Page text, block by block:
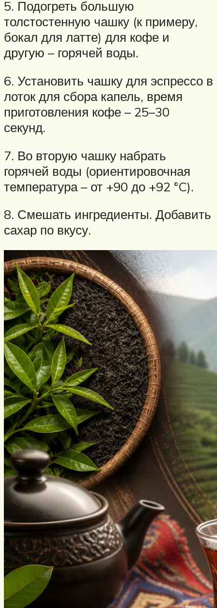
5. Подогреть большую
толстостенную чашку (к примеру,
бокал для латте) для кофе и
другую – горячей воды.
6. Установить чашку для эспрессо в
лоток для сбора капель, время
приготовления кофе – 25–30
секунд.
7. Во вторую чашку набрать
горячей воды (ориентировочная
температура – от +90 до +92 °C).
8. Смешать ингредиенты. Добавить
сахар по вкусу.